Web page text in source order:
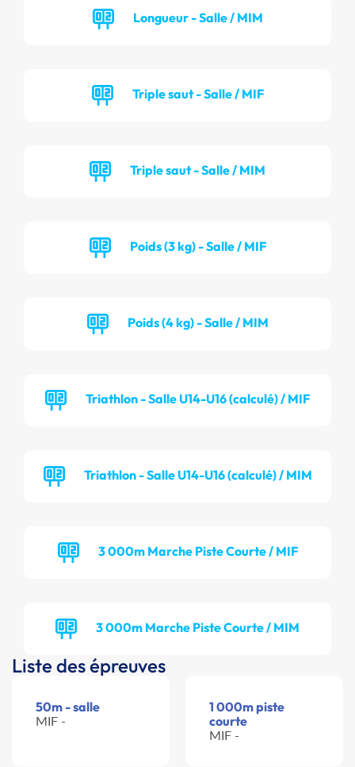
Longueur - Salle / MIM
Triple saut - Salle / MIF
Triple saut - Salle / MIM
Poids (3 kg) - Salle / MIF
Poids (4 kg) - Salle / MIM
Triathlon - Salle U14-U16 (calculé) / MIF
Triathlon - Salle U14-U16 (calculé) / MIM
3 000m Marche Piste Courte / MIF
3 000m Marche Piste Courte / MIM
Liste des épreuves
50m - salle
MIF -
1 000m piste
courte
MIF -